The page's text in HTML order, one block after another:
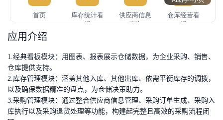
应用介绍
1.经典看板模块： 用图表、报表展示仓储数据，为企业采购、销售、
仓库提供支持。
2.库存管理模块： 涵盖其他入库、其他出库、依需平衡库存的调拨，
以及确保数据精准的盘点，为仓储决策助力。
3.采购管理模块： 通过整合供应商信息管理、采购订单生成、采购入
库执行以及采购退货处理等功能，构建起完整且高效的采购流程闭